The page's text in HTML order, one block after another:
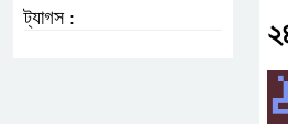
ট্যাগস :